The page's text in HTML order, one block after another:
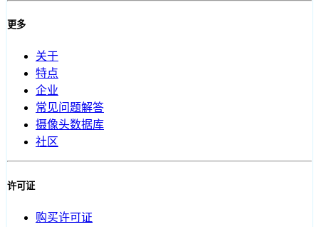
更多
关于
特点
企业
常见问题解答
摄像头数据库
社区
许可证
购买许可证